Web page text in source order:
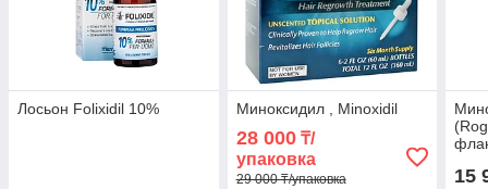
Лосьон Folixidil 10% Миноксидил , Minoxidil
28 000₸/
упаковка
29 000 ₸/упаковка 15